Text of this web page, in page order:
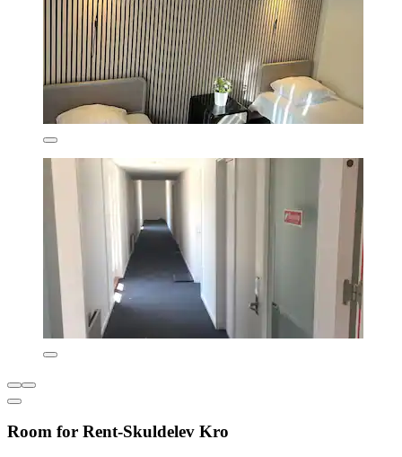
Room for Rent-Skuldelev Kro